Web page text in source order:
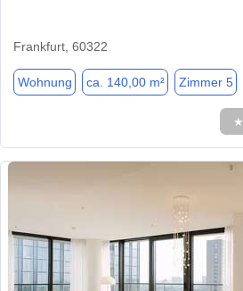
Frankfurt, 60322
Wohnung ca. 140,00 m² Zimmer 5
★